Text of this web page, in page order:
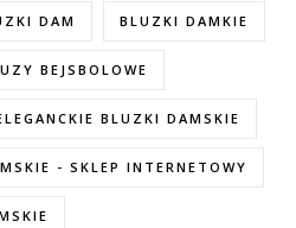
DAM BLUZKI DAMKIE
BEJSBOLOWE
BLUZKI DAMSKIE
- SKLEP INTERNETOWY